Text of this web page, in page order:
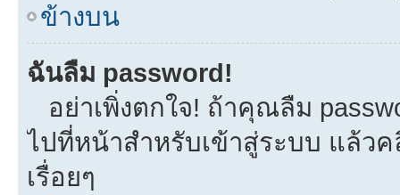
ข้างบน
ฉันลืม password!
อย่าเพิ่งตกใจ! ถ้าคุณลืม
ไปที่หน้าสำหรับเข้าสู่ระบบ แล้ว
เรื่อยๆ